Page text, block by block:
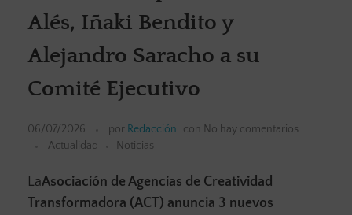
Alés, Iñaki Bendito y
Alejandro Saracho a su
Comité Ejecutivo
06/07/2026 por Redacción con No hay comentarios
Actualidad
Noticias
LaAsociación de Agencias de Creatividad
Transformadora (ACT) anuncia 3 nuevos